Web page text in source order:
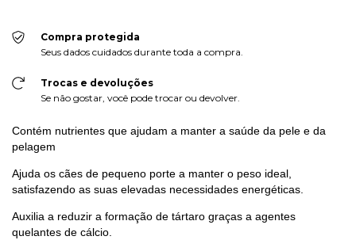
Compra protegida
Seus dados cuidados durante toda a compra.
Trocas e devoluções
Se não gostar, você pode trocar ou devolver.
Contém nutrientes que ajudam a manter a saúde da pele e da
pelagem
Ajuda os cães de pequeno porte a manter o peso ideal,
satisfazendo as suas elevadas necessidades energéticas.
Auxilia a reduzir a formação de tártaro graças a agentes
quelantes de cálcio.